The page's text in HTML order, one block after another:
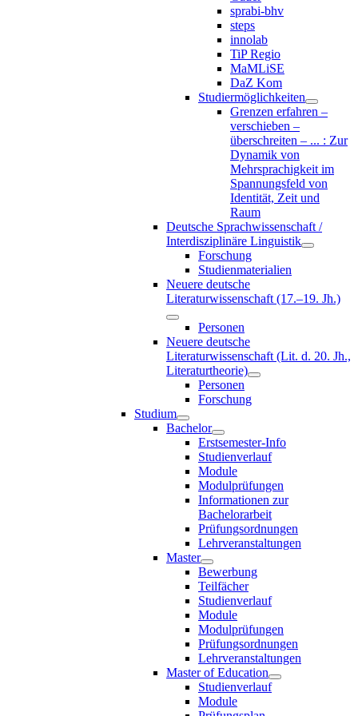
sprabi-bhv
steps
innolab
TiP Regio
MaMLiSE
DaZ Kom
Studiermöglichkeiten
Grenzen erfahren –
verschieben –
überschreiten – ... : Zur
Dynamik von
Mehrsprachigkeit im
Spannungsfeld von
Identität, Zeit und
Raum
Deutsche Sprachwissenschaft /
Interdisziplinäre Linguistik
Forschung
Studienmaterialien
Neuere deutsche
Literaturwissenschaft (17.–19. Jh.)
Personen
Neuere deutsche
Literaturwissenschaft (Lit. d. 20. Jh.,
Literaturtheorie)
Personen
Forschung
Studium
Bachelor
Erstsemester-Info
Studienverlauf
Module
Modulprüfungen
Informationen zur
Bachelorarbeit
Prüfungsordnungen
Lehrveranstaltungen
Master
Bewerbung
Teilfächer
Studienverlauf
Module
Modulprüfungen
Prüfungsordnungen
Lehrveranstaltungen
Master of Education
Studienverlauf
Module